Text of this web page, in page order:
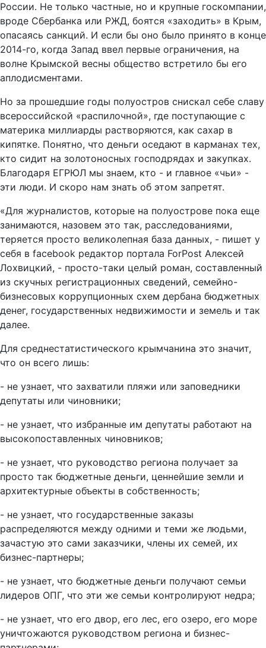
России. Не только частные, но и крупные госкомпании,
вроде Сбербанка или РЖД, боятся «заходить» в Крым,
опасаясь санкций. И если бы оно было принято в конце
2014-го, когда Запад ввел первые ограничения, на
волне Крымской весны общество встретило бы его
аплодисментами.
Но за прошедшие годы полуостров снискал себе славу
всероссийской «распилочной», где поступающие с
материка миллиарды растворяются, как сахар в
кипятке. Понятно, что деньги оседают в карманах тех,
кто сидит на золотоносных господрядах и закупках.
Благодаря ЕГРЮЛ мы знаем, кто - и главное «чьи» -
эти люди. И скоро нам знать об этом запретят.
«Для журналистов, которые на полуострове пока еще
занимаются, назовем это так, расследованиями,
теряется просто великолепная база данных, - пишет у
себя в facebook редактор портала ForPost Алексей
Лохвицкий, - просто-таки целый роман, составленный
из скучных регистрационных сведений, семейно-
бизнесовых коррупционных схем дербана бюджетных
денег, государственных недвижимости и земель и так
далее.
Для среднестатистического крымчанина это значит,
что он всего лишь:
- не узнает, что захватили пляжи или заповедники
депутаты или чиновники;
- не узнает, что избранные им депутаты работают на
высокопоставленных чиновников;
- не узнает, что руководство региона получает за
просто так бюджетные деньги, ценнейшие земли и
архитектурные объекты в собственность;
- не узнает, что государственные заказы
распределяются между одними и теми же людьми,
зачастую это сами заказчики, члены их семей, их
бизнес-партнеры;
- не узнает, что бюджетные деньги получают семьи
лидеров ОПГ, что эти же семьи контролируют недра;
- не узнает, что его двор, его лес, его озеро, его море
уничтожаются руководством региона и бизнес-